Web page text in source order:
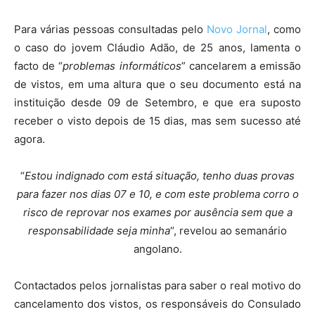
Para várias pessoas consultadas pelo Novo Jornal, como
o caso do jovem Cláudio Adão, de 25 anos, lamenta o
facto de “problemas informáticos” cancelarem a emissão
de vistos, em uma altura que o seu documento está na
instituição desde 09 de Setembro, e que era suposto
receber o visto depois de 15 dias, mas sem sucesso até
agora.
“Estou indignado com está situação, tenho duas provas
para fazer nos dias 07 e 10, e com este problema corro o
risco de reprovar nos exames por ausência sem que a
responsabilidade seja minha“, revelou ao semanário
angolano.
Contactados pelos jornalistas para saber o real motivo do
cancelamento dos vistos, os responsáveis do Consulado